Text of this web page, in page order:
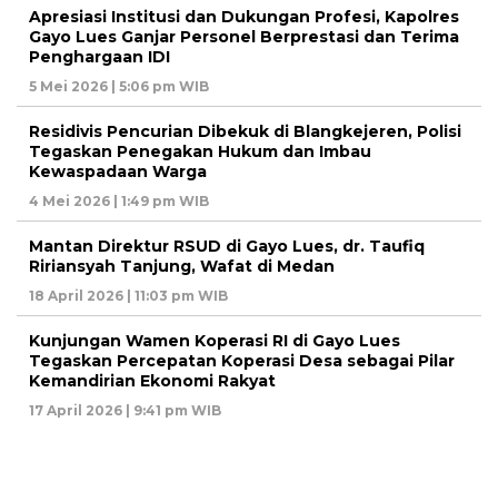
Apresiasi Institusi dan Dukungan Profesi, Kapolres
Gayo Lues Ganjar Personel Berprestasi dan Terima
Penghargaan IDI
5 Mei 2026 | 5:06 pm WIB
Residivis Pencurian Dibekuk di Blangkejeren, Polisi
Tegaskan Penegakan Hukum dan Imbau
Kewaspadaan Warga
4 Mei 2026 | 1:49 pm WIB
Mantan Direktur RSUD di Gayo Lues, dr. Taufiq
Ririansyah Tanjung, Wafat di Medan
18 April 2026 | 11:03 pm WIB
Kunjungan Wamen Koperasi RI di Gayo Lues
Tegaskan Percepatan Koperasi Desa sebagai Pilar
Kemandirian Ekonomi Rakyat
17 April 2026 | 9:41 pm WIB